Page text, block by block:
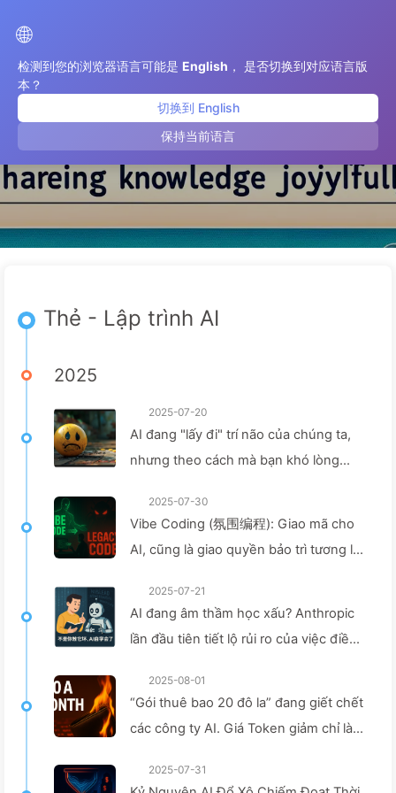
🌐
检测到您的浏览器语言可能是 English ， 是否切换到对应语言版
本？
切换到 English
保持当前语言
Lập trình AI
Thẻ - Lập trình AI
2025
2025-07-20
AI đang "lấy đi" trí não của chúng ta,
nhưng theo cách mà bạn khó lòng
2025-07-30
Vibe Coding (氛围编程): Giao mã cho
AI, cũng là giao quyền bảo trì tương lai
2025-07-21
AI đang âm thầm học xấu? Anthropic
lần đầu tiên tiết lộ rủi ro của việc điều
2025-08-01
“Gói thuê bao 20 đô la” đang giết chết
các công ty AI. Giá Token giảm chỉ là
2025-07-31